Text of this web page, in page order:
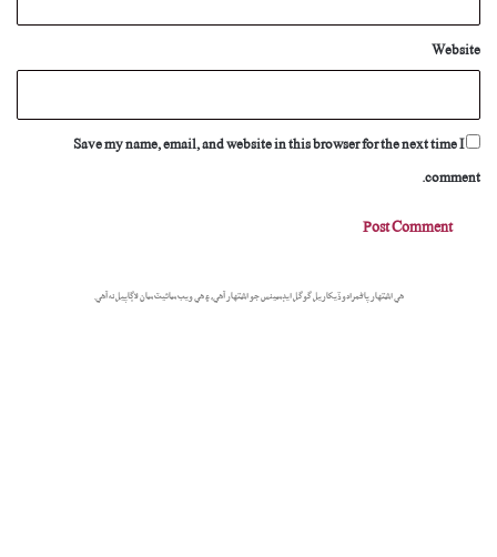
Website
Save my name, email, and website in this browser for the next time I
comment.
هي اشتهار پاڻمرادو ڏيکاريل گوگل ايڊسينس جو اشتهار آهي، ۽ هي ويب سائيٽ سان لاڳاپيل نه آهي.